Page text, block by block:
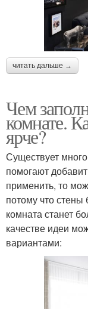
читать дальше →
Чем
комнате.
ярче?
Существует
помогают
применить, то
потому что стены
комната станет
качестве идеи
вариантами: